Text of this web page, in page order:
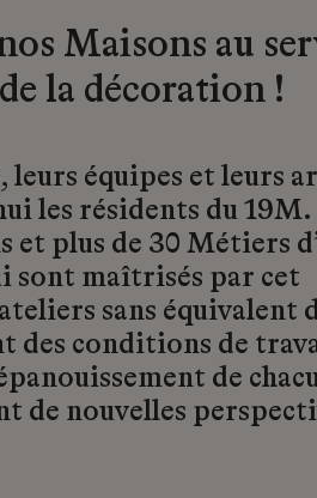
Maisons au
la décoration !
leurs équipes et leurs
les résidents du
et plus de 30 Métiers
sont maîtrisés par cet
sans équivalent
des conditions de
de
de nouvelles